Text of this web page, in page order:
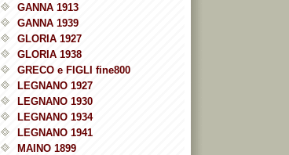
GANNA 1913
GANNA 1939
GLORIA 1927
GLORIA 1938
GRECO e FIGLI fine800
LEGNANO 1927
LEGNANO 1930
LEGNANO 1934
LEGNANO 1941
MAINO 1899